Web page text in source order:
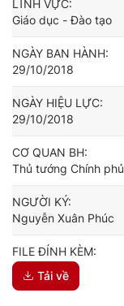
LĨNH VỰC:
Giáo dục - Đào tạo
NGÀY BAN HÀNH:
29/10/2018
NGÀY HIỆU LỰC:
29/10/2018
CƠ QUAN BH:
Thủ tướng Chính phủ
NGƯỜI KÝ:
Nguyễn Xuân Phúc
FILE ĐÍNH KÈM:
Tải về